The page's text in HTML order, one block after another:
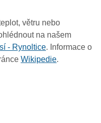
větru nebo
na našem
- Rynoltice. Informace o
Wikipedie.